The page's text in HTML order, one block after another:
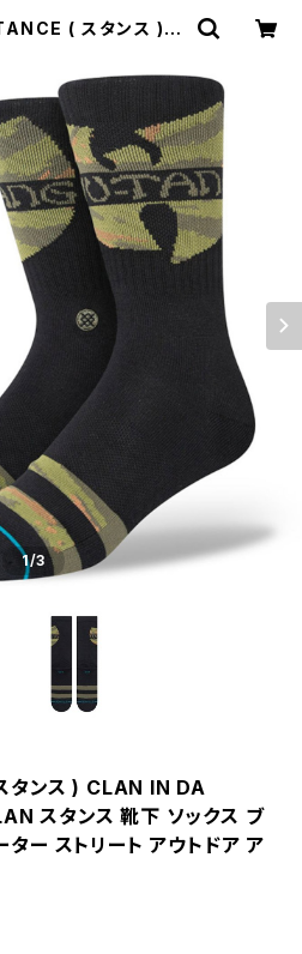
( スタンス ) C
ーター ストリート ア
ント | セレクトショッ
【P.C.H】
1/3
タンス ) CLAN IN DA
スタンス 靴下 ソックス ブ
ー ストリート アウトドア ア